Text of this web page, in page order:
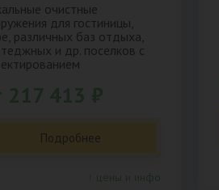
очистные
для гостиницы,
различных баз отдыха,
и др. поселков с
Подробнее